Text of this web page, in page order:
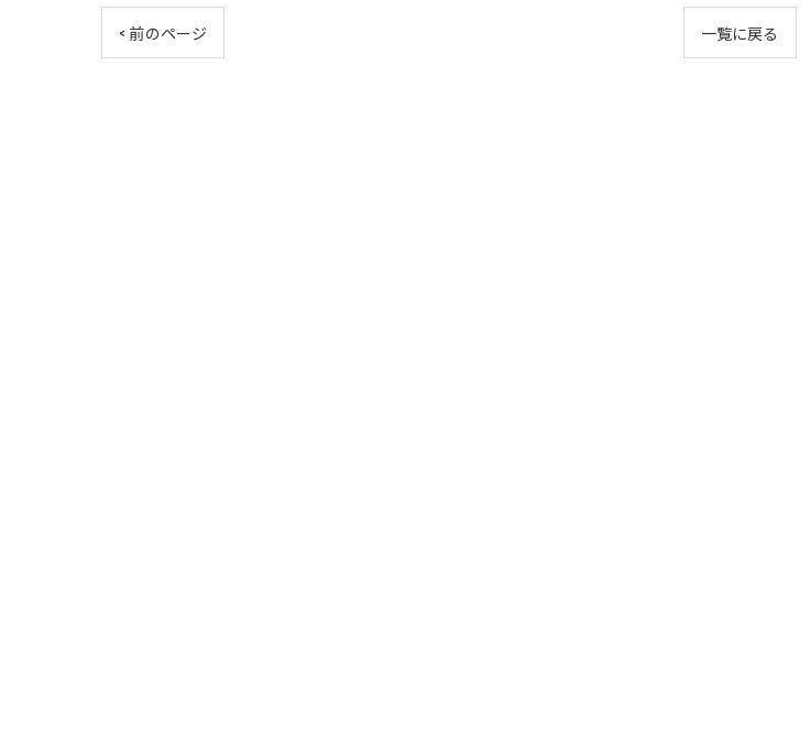
< 前のページ 一覧に戻る